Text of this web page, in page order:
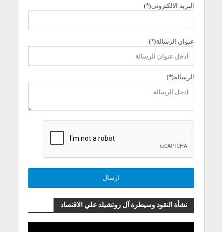
البريد الالكترونى(*)
عنوان الرسالة(*)
الرسالة(*)
نشأة النقود وسيطرة آل روتشيلد علي الاقتصاد